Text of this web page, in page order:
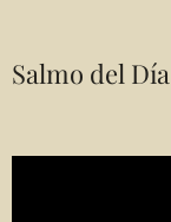
Salmo del Día